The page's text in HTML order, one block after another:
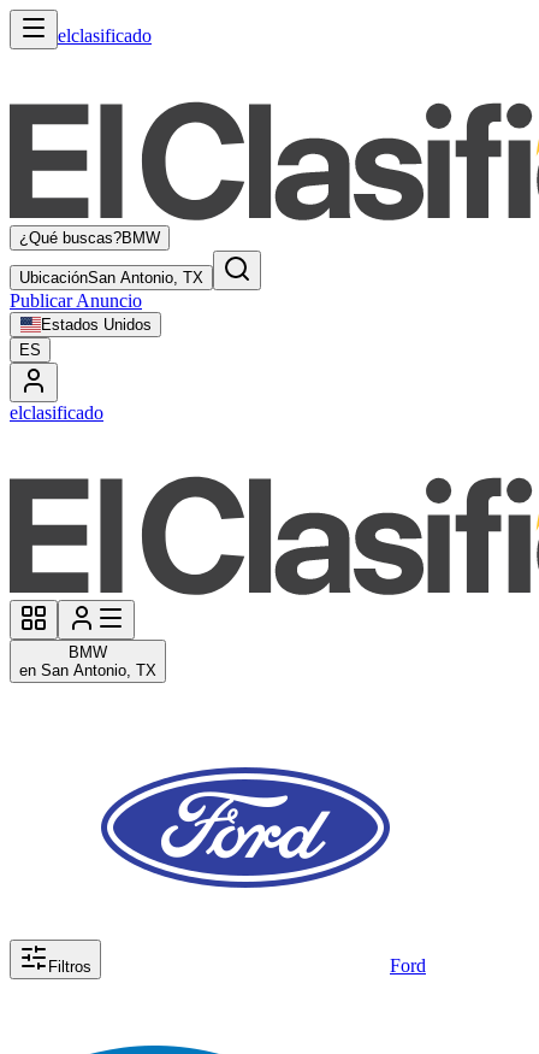
elclasificado
¿Qué buscas?BMW
UbicaciónSan Antonio, TX
Publicar Anuncio
Estados Unidos
ES
elclasificado
BMW
en San Antonio, TX
Filtros Ford